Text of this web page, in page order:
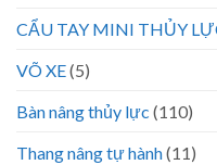
CẨU TAY MINI THỦY
VÕ XE(5)
Bàn nâng thủy lực (110)
Thang nâng tự hành(11)